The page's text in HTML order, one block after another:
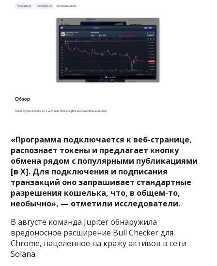
«Программа подключается к веб-странице,
распознает токены и предлагает кнопку
обмена рядом с популярными публикациями
[в X]. Для подключения и подписания
транзакций оно запрашивает стандартные
разрешения кошелька, что, в общем-то,
необычно», — отметили исследователи.
В августе команда Jupiter обнаружила
вредоносное расширение Bull Checker для
Chrome, нацеленное на кражу активов в сети
Solana.